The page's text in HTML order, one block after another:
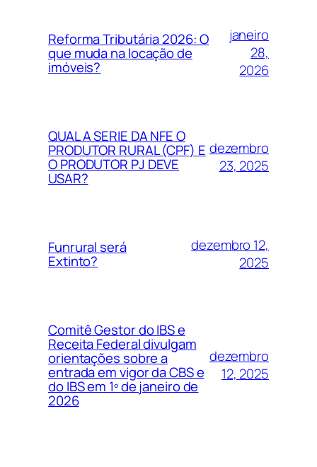
Reforma Tributária 2026: O
que muda na locação de
imóveis?
janeiro
28,
2026
QUAL A SERIE DA NFE O
PRODUTOR RURAL (CPF) E
O PRODUTOR PJ DEVE
USAR?
dezembro
23, 2025
Funrural será
Extinto?
dezembro 12,
2025
Comitê Gestor do IBS e
Receita Federal divulgam
orientações sobre a
entrada em vigor da CBS e
do IBS em 1º de janeiro de
2026
dezembro
12, 2025